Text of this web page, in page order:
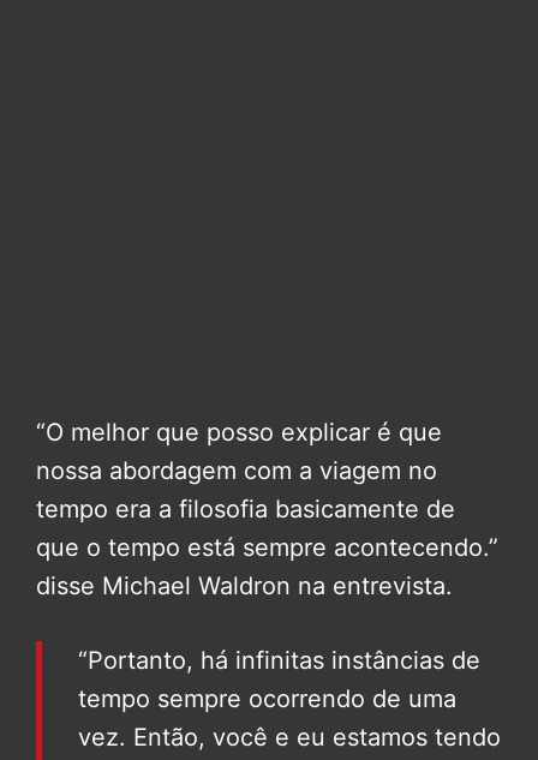
“O melhor que posso explicar é que
nossa abordagem com a viagem no
tempo era a filosofia basicamente de
que o tempo está sempre acontecendo.”
disse Michael Waldron na entrevista.
“Portanto, há infinitas instâncias de
tempo sempre ocorrendo de uma
vez. Então, você e eu estamos tendo